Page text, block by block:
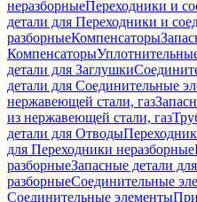
неразборныеПереходники и
детали для Переходники и
разборныеКомпенсаторы
Компенсаторы
детали для Заглушки
детали для Соединительные
нержавеющей стали, газ
из нержавеющей стали, газ
детали для Отводы
для Переходники неразборные
разборныеЗапасные детали
разборныеСоединительные
Соединительные элементы